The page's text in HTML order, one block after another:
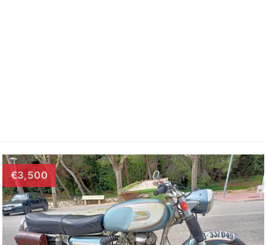
€3,500